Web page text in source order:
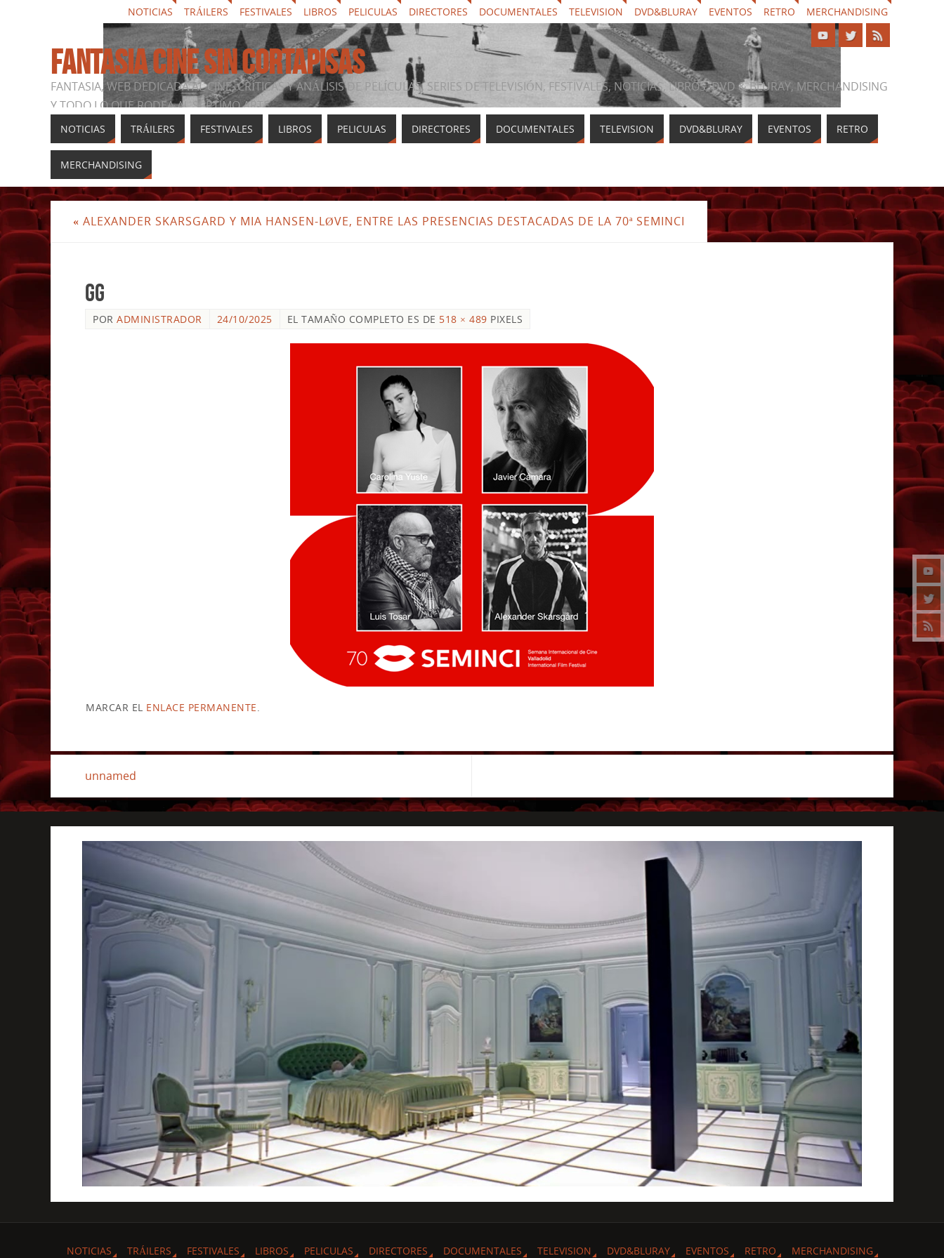
NOTICIAS TRÁILERS FESTIVALES LIBROS PELICULAS DIRECTORES DOCUMENTALES TELEVISION DVD&BLURAY EVENTOS RETRO MERCHANDISING
FANTASIA CINE SIN CORTAPISAS
FANTASIA, WEB DEDICADA AL CINE, CRÍTICAS Y ANÁLISIS DE PELÍCULAS, SERIES DE TELEVISIÓN, FESTIVALES, NOTICIAS, LIBROS, DVD & BLURAY, MERCHANDISING
Y TODO LO QUE RODEA AL SÉPTIMO ARTE
NOTICIAS TRÁILERS FESTIVALES LIBROS PELICULAS DIRECTORES DOCUMENTALES TELEVISION DVD&BLURAY EVENTOS RETRO
MERCHANDISING
« ALEXANDER SKARSGARD Y MIA HANSEN-LØVE, ENTRE LAS PRESENCIAS DESTACADAS DE LA 70ª SEMINCI
gg
POR ADMINISTRADOR 24/10/2025 EL TAMAÑO COMPLETO ES DE 518 × 489 PIXELS
MARCAR EL ENLACE PERMANENTE
unnamed
NOTICIAS TRÁILERS FESTIVALES LIBROS PELICULAS DIRECTORES DOCUMENTALES TELEVISION DVD&BLURAY EVENTOS RETRO MERCHANDISING